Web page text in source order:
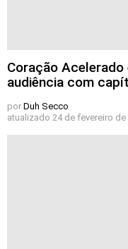
Coração Acelerado
audiência com
por Duh Secco
atualizado 24 de fevereiro de